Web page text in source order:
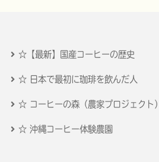
☆【最新】国産コーヒーの歴史
☆ 日本で最初に珈琲を飲んだ人
☆ コーヒーの森（農家プロジェクト）
☆ 沖縄コーヒー体験農園